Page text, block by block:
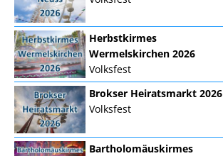
Herbstkirmes
Wermelskirchen 2026
Volksfest
Brokser Heiratsmarkt 2026
Volksfest
Bartholomäuskirmes